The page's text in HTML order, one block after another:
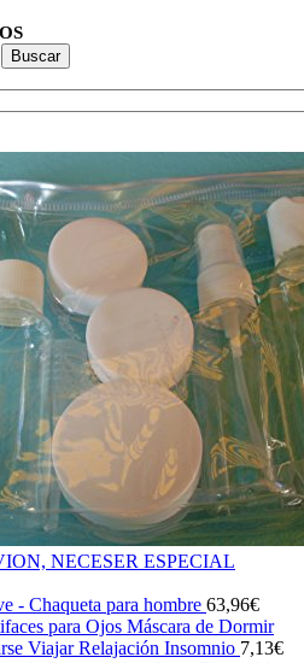
Buscar
NECESER ESPECIAL
- Chaqueta para hombre 63,96€
para Ojos Máscara de Dormir
Viajar Relajación Insomnio 7,13€